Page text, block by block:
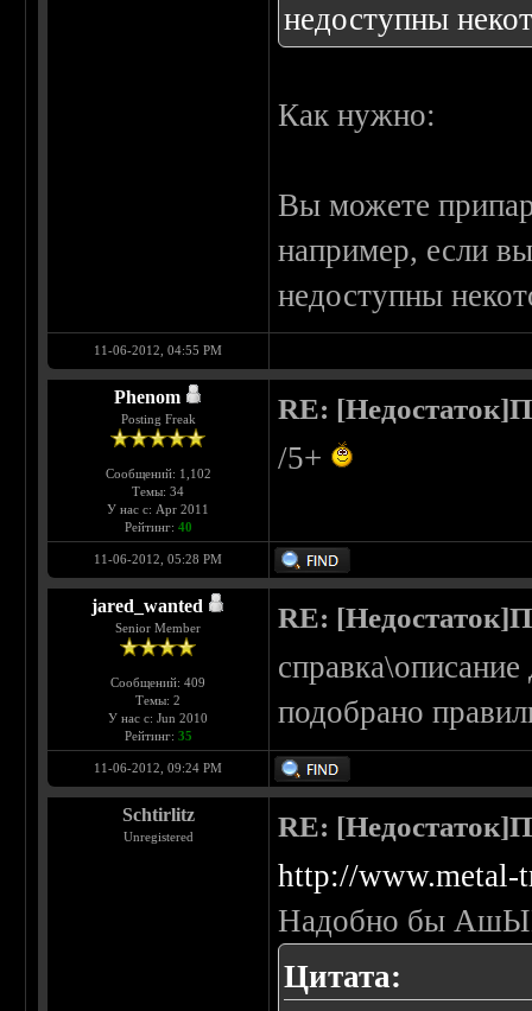
недоступны
Как нужно:
Вы можете
например, если
недоступны
11-06-2012, 04:55 PM
Phenom
Posting Freak
Сообщений: 1,102
Темы: 34
У нас с: Apr 2011
Рейтинг: 40
RE:
/5+
11-06-2012, 05:28 PM
jared_wanted
Senior Member
Сообщений: 409
Темы: 2
У нас с: Jun 2010
Рейтинг: 35
RE:
подобрано
11-06-2012, 09:24 PM
Schtirlitz
Unregistered RE:
http://www.metal-
Надобно бы
Цитата: